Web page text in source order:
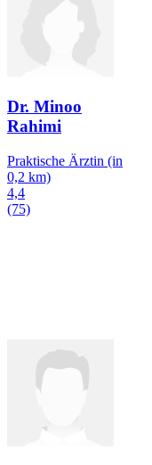
Dr. Minoo
Rahimi
Praktische Ärztin (in
0,2 km)
4,4
(75)